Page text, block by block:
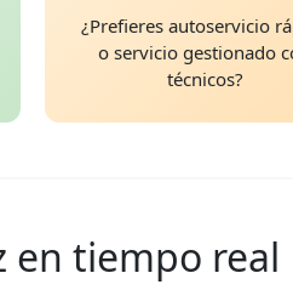
¿Prefieres autoservicio
o servicio gestionado
técnicos?
en tiempo real